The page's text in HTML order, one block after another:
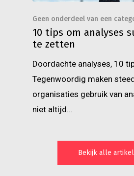
Geen onderdeel van een
10 tips om analyses
te zetten
Doordachte analyses, 10
Tegenwoordig maken
organisaties gebruik van
niet altijd…
Bekijk alle